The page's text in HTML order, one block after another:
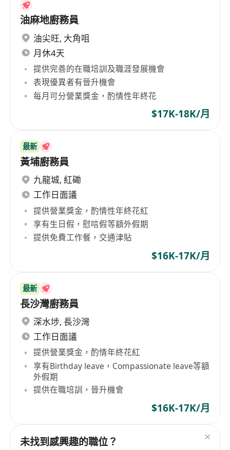
油麻地廚務員
油尖旺, 大角咀
月休4天
提供完善的在職培訓及職涯發展機會
表現優異者有晉升機會
每月可分營業獎金，酌情性年終花
$17K-18K/月
最新
黃埔廚務員
九龍城, 紅磡
工作日面議
提供營業獎金，酌情性年終花紅
享有生日假，慰唁假等額外假期
提供免費工作餐，交通津貼
$16K-17K/月
最新
長沙灣廚務員
深水埗, 長沙灣
工作日面議
提供營業獎金，酌情年終花紅
享有Birthday leave，Compassionate leave等額
外假期
提供在職培訓，晉升機會
$16K-17K/月
未找到感興趣的職位？